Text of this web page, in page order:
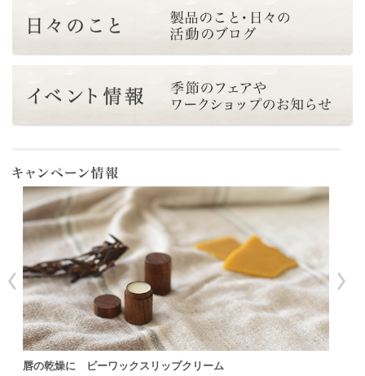
唇の乾燥に ビーワックスリップクリーム